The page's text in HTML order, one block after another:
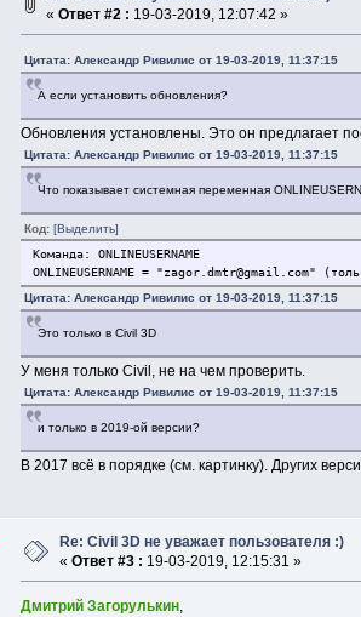
«Ответ #2 : 19-03-2019, 12:07:42 »
Цитата: Александр Ривилис от 19-03-2019, 11:37:15
А если установить обновления?
Обновления установлены. Это он предлагает
Цитата: Александр Ривилис от 19-03-2019, 11:37:15
Что показывает системная переменная
Код:[Выделить]
Команда: ONLINEUSERNAME
ONLINEUSERNAME = "zagor.dmtr@gmail.com"
Цитата: Александр Ривилис от 19-03-2019, 11:37:15
Это только в Civil 3D
У меня только Civil, не на чем проверить.
Цитата: Александр Ривилис от 19-03-2019, 11:37:15
и только в 2019-ой версии?
В 2017 всё в порядке (см. картинку). Других
Re: Civil 3D не уважает пользователя :)
«Ответ #3 : 19-03-2019, 12:15:31 »
Дмитрий Загорулькин,